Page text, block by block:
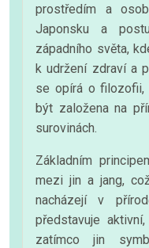
prostředím a
Japonsku a
západního světa,
k udržení zdraví a
se opírá o filozofii,
být založena na
surovinách.
Základním
mezi jin a jang,
nacházejí v
představuje
zatímco jin